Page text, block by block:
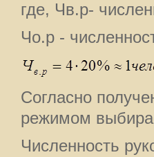
где, Чв.р-
Чо.р -
Согласно
режимом
Численность